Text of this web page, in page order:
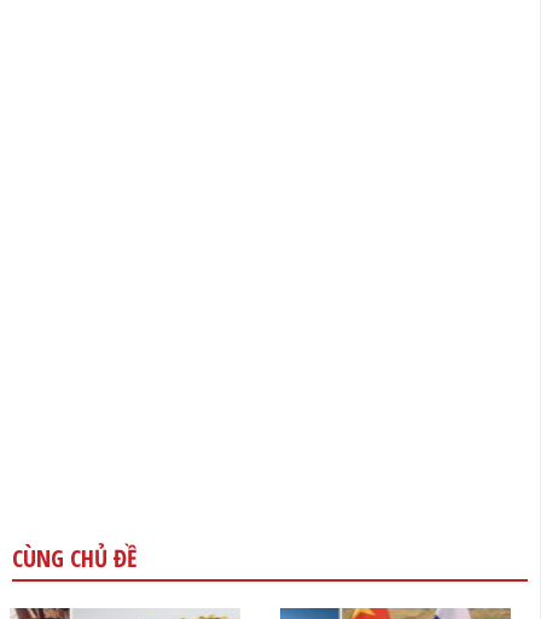
CÙNG CHỦ ĐỀ